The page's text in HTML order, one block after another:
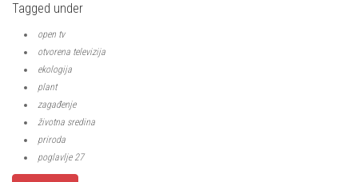
Tagged under
open tv
otvorena televizija
ekologija
plant
zagađenje
životna sredina
priroda
poglavlje 27